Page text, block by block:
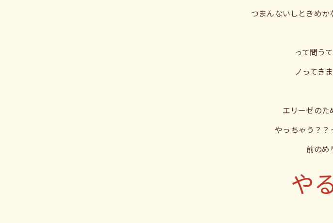
つまんないしときめか
って問う
ノってき
エリーゼのた
やっちゃう？？
前のめ
や